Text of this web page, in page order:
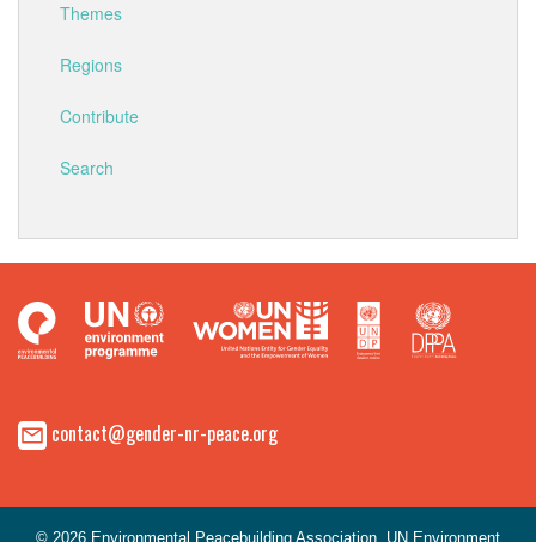
Themes
Regions
Contribute
Search
contact@gender-nr-peace.org
© 2026 Environmental Peacebuilding Association, UN Environment